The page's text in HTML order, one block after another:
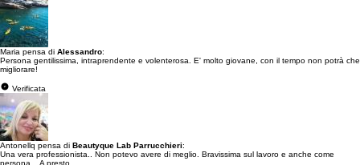
Maria pensa di Alessandro:
Persona gentilissima, intraprendente e volenterosa. E' molto giovane, con il tempo non potrà che
migliorare!
Verificata
Antonellq pensa di Beautyque Lab Parrucchieri:
Una vera professionista.. Non potevo avere di meglio. Bravissima sul lavoro e anche come
persona... A presto....